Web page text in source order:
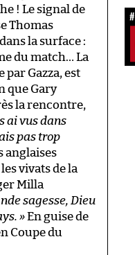
! Le signal de
Thomas
la surface :
du match… La
Gazza, est
que Gary
la rencontre,
ai vus dans
pas trop
anglaises
vivats de la
Milla
sagesse, Dieu
»En guise de
Coupe du